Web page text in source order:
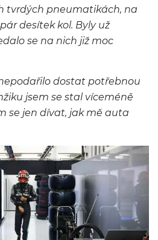
tvrdých pneumatikách, na
desítek kol. Byly už
se na nich již moc
dostat potřebnou
jsem se stal víceméně
se jen dívat, jak mě auta